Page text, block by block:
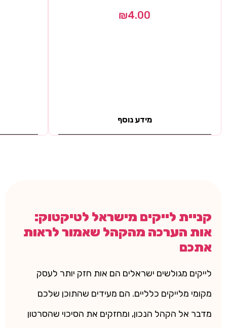
₪4.00
מידע נוסף
קניית לייקים מישראל לטיקטוק:
אות הערכה מהקהל שאמור לראות
אתכם
לייקים מגולשים ישראלים הם אות חזק יותר לעסק
מקומי מלייקים כלליים. הם מעידים שהתוכן שלכם
מדבר אל הקהל הנכון, ומחזקים את הסיכוי שהסרטון